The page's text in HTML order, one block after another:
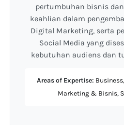
pertumbuhan bisnis
keahlian dalam
Digital Marketing, serta
Social Media yang
kebutuhan audiens dan
Areas of Expertise:
Marketing & Bisnis,